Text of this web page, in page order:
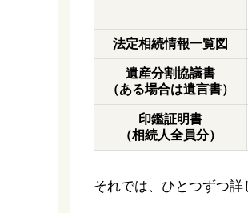
法定相続情報一覧図
遺産分割協議書
（ある場合は遺言書）
印鑑証明書
（相続人全員分）
それでは、ひとつずつ詳